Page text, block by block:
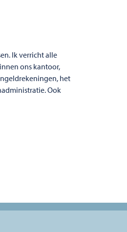
Ik verricht alle
ons kantoor,
het
Ook